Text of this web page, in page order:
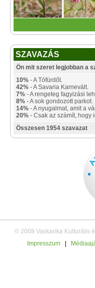
SZAVAZÁS
Ön mit szeret legjobban a
10% - A Tófürdőt.
42% - A Savaria Karnevált.
7% - A rengeteg fagyizási
8% - A sok gondozott parkot.
14% - A nyugalmat, amit a
20% - Csak az számít, hogy
Összesen 1954 szavazat
© 2008 Vaskarika Kulturális
Impresszum
|